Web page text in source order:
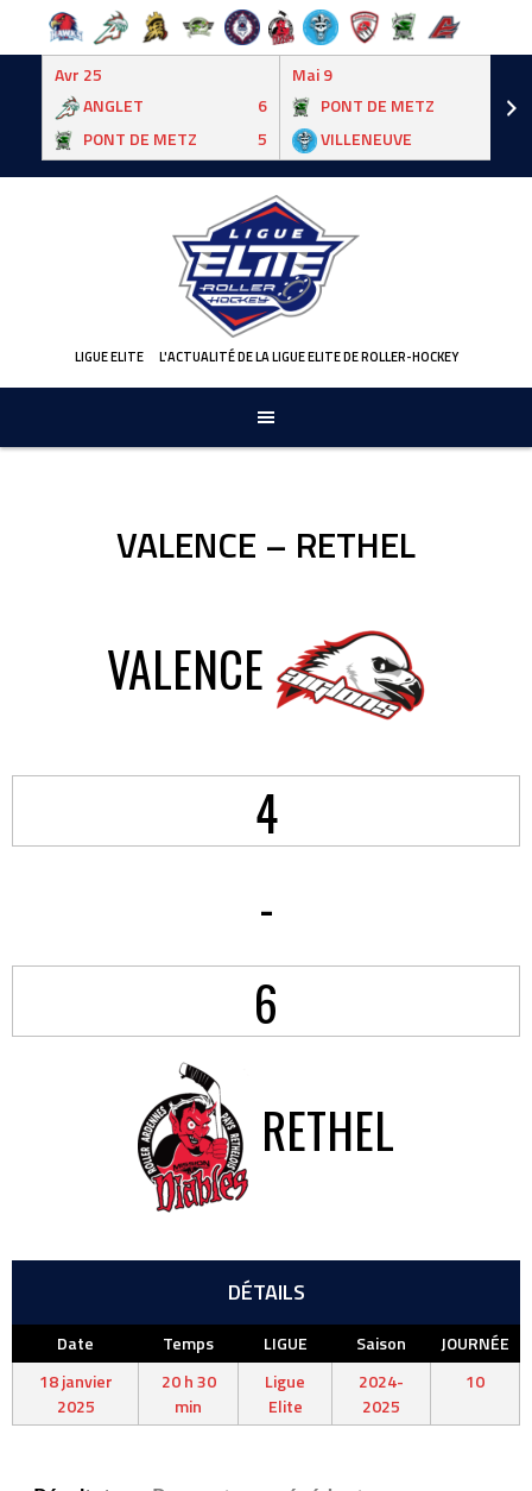
Avr 25
ANGLET
6
PONT DE METZ
5
Mai 9
PONT DE METZ
VILLENEUVE
LIGUE ELITE L'ACTUALITÉ DE LA LIGUE ELITE DE ROLLER-HOCKEY
VALENCE – RETHEL
VALENCE
4
-
6
RETHEL
DÉTAILS
Date Temps LIGUE Saison
JOURNÉE
18 janvier
2025
20 h 30
min
Ligue
Elite
2024-
2025
10